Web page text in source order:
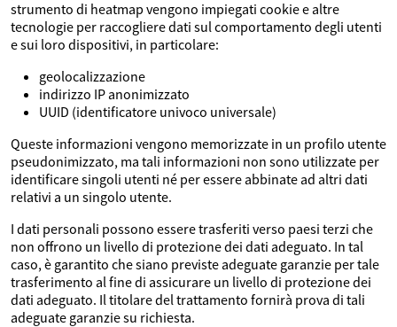
strumento di heatmap vengono impiegati cookie e altre
tecnologie per raccogliere dati sul comportamento degli utenti
e sui loro dispositivi, in particolare:
geolocalizzazione
indirizzo IP anonimizzato
UUID (identificatore univoco universale)
Queste informazioni vengono memorizzate in un profilo utente
pseudonimizzato, ma tali informazioni non sono utilizzate per
identificare singoli utenti né per essere abbinate ad altri dati
relativi a un singolo utente.
I dati personali possono essere trasferiti verso paesi terzi che
non offrono un livello di protezione dei dati adeguato. In tal
caso, è garantito che siano previste adeguate garanzie per tale
trasferimento al fine di assicurare un livello di protezione dei
dati adeguato. Il titolare del trattamento fornirà prova di tali
adeguate garanzie su richiesta.